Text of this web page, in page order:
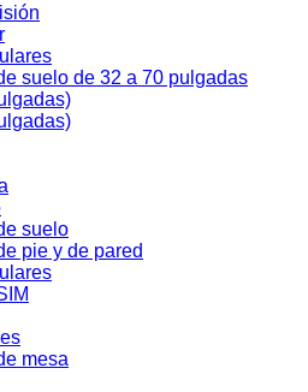
suelo de 32 a 70 pulgadas
suelo
pie y de pared
mesa